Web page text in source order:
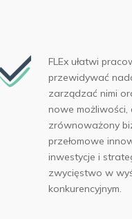
FLEx ułatwi
przewidywać
zarządzać nimi
nowe możliwości,
zrównoważony
przełomowe
inwestycje i
zwycięstwo w
konkurencyjnym.